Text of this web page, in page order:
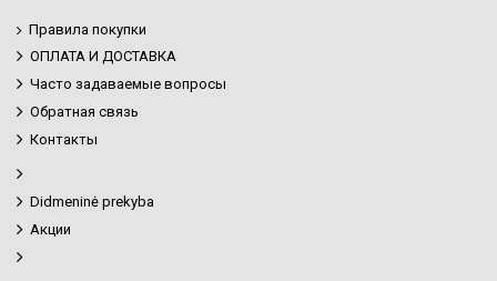
Правила покупки
ОПЛАТА И ДОСТАВКА
Часто задаваемые вопросы
Обратная связь
Контакты
Didmeninė prekyba
Акции